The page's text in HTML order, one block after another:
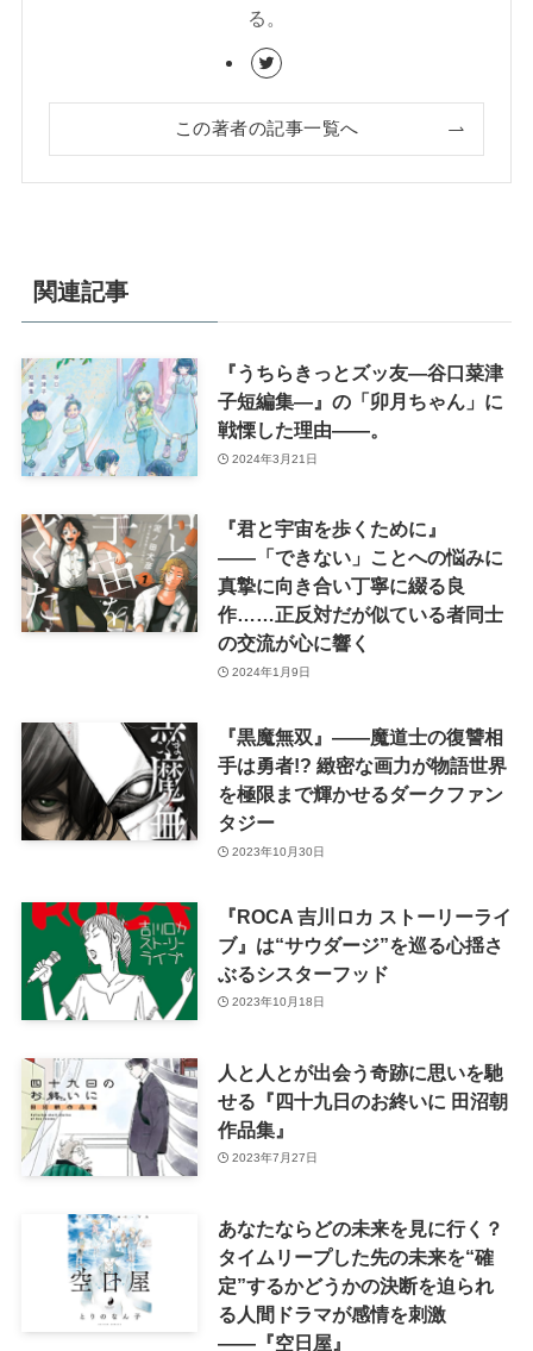
る。
この著者の記事一覧へ
関連記事
『うちらきっとズッ友―谷口菜津
子短編集―』の「卯月ちゃん」に
戦慄した理由――。
2024年3月21日
『君と宇宙を歩くために』
――「できない」ことへの悩みに
真摯に向き合い丁寧に綴る良
作……正反対だが似ている者同士
の交流が心に響く
2024年1月9日
『黒魔無双』――魔道士の復讐相
手は勇者!? 緻密な画力が物語世界
を極限まで輝かせるダークファン
タジー
2023年10月30日
『ROCA 吉川ロカ ストーリーライ
ブ』は“サウダージ”を巡る心揺さ
ぶるシスターフッド
2023年10月18日
人と人とが出会う奇跡に思いを馳
せる『四十九日のお終いに 田沼朝
作品集』
2023年7月27日
あなたならどの未来を見に行く？
タイムリープした先の未来を“確
定”するかどうかの決断を迫られ
る人間ドラマが感情を刺激
――『空日屋』